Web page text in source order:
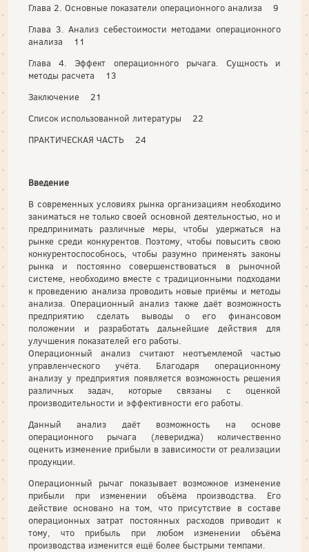
Глава 2. Основные показатели операционного анализа 9
Глава 3. Анализ себестоимости методами операционного
анализа 11
Глава 4. Эффект операционного рычага. Сущность и
методы расчета 13
Заключение 21
Список использованной литературы 22
ПРАКТИЧЕСКАЯ ЧАСТЬ 24
Введение
В современных условиях рынка организациям необходимо
заниматься не только своей основной деятельностью, но и
предпринимать различные меры, чтобы удержаться на
рынке среди конкурентов. Поэтому, чтобы повысить свою
конкурентоспособнось, чтобы разумно применять законы
рынка и постоянно совершенствоваться в рыночной
системе, необходимо вместе с традиционными подходами
к проведению анализа проводить новые приёмы и методы
анализа. Операционный анализ также даёт возможность
предприятию сделать выводы о его финансовом
положении и разработать дальнейшие действия для
улучшения показателей его работы.
Операционный анализ считают неотъемлемой частью
управленческого учёта. Благодаря операционному
анализу у предприятия появляется возможность решения
различных задач, которые связаны с оценкой
производительности и эффективности его работы.
Данный анализ даёт возможность на основе
операционного рычага (левериджа) количественно
оценить изменение прибыли в зависимости от реализации
продукции.
Операционный рычаг показывает возможное изменение
прибыли при изменении объёма производства. Его
действие основано на том, что присутствие в составе
операционных затрат постоянных расходов приводит к
тому, что прибыль при любом изменении объёма
производства изменится ещё более быстрыми темпами.